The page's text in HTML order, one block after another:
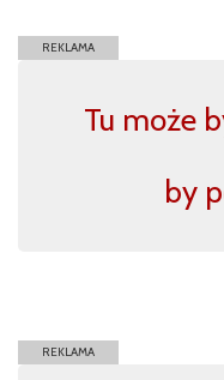
REKLAMA
Tu może
by
REKLAMA